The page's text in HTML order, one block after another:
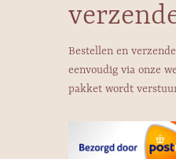
Bestellen en
eenvoudig via onze
pakket wordt